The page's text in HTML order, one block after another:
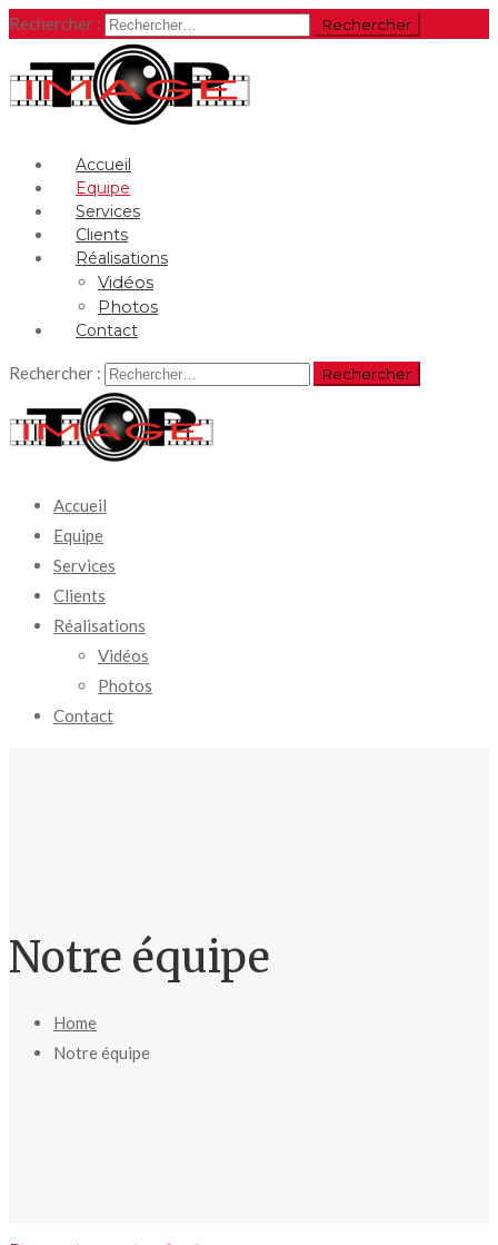
Rechercher :
Accueil
Equipe
Services
Clients
Réalisations
Vidéos
Photos
Contact
Rechercher :
Accueil
Equipe
Services
Clients
Réalisations
Vidéos
Photos
Contact
Notre équipe
Home
Notre équipe